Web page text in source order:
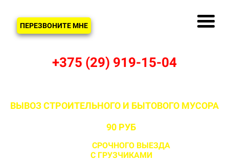
ПЕРЕЗВОНИТЕ МНЕ
+375 (29) 919-15-04
ВЫВОЗ СТРОИТЕЛЬНОГО И БЫТОВОГО МУСОРА
90 РУБ
СРОЧНОГО ВЫЕЗДА
С ГРУЗЧИКАМИИ БЕЗ